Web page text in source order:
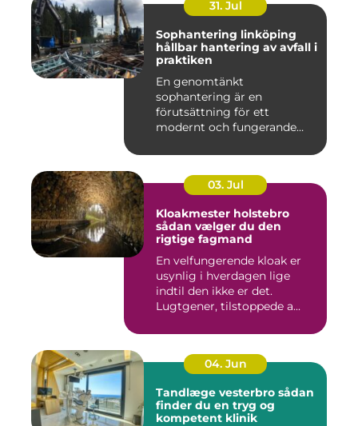
31. Jul
Sophantering linköping
hållbar hantering av avfall i
praktiken
En genomtänkt
sophantering är en
förutsättning för ett
modernt och fungerande
03. Jul
Kloakmester holstebro
sådan vælger du den
rigtige fagmand
En velfungerende kloak er
usynlig i hverdagen lige
indtil den ikke er det.
Lugtgener, tilstoppede a...
04. Jun
Tandlæge vesterbro sådan
finder du en tryg og
kompetent klinik